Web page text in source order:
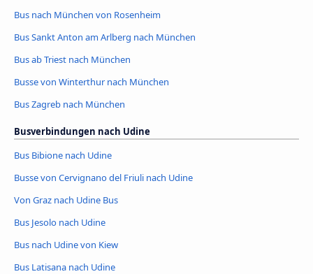
Bus nach München von Rosenheim
Bus Sankt Anton am Arlberg nach München
Bus ab Triest nach München
Busse von Winterthur nach München
Bus Zagreb nach München
Busverbindungen nach Udine
Bus Bibione nach Udine
Busse von Cervignano del Friuli nach Udine
Von Graz nach Udine Bus
Bus Jesolo nach Udine
Bus nach Udine von Kiew
Bus Latisana nach Udine